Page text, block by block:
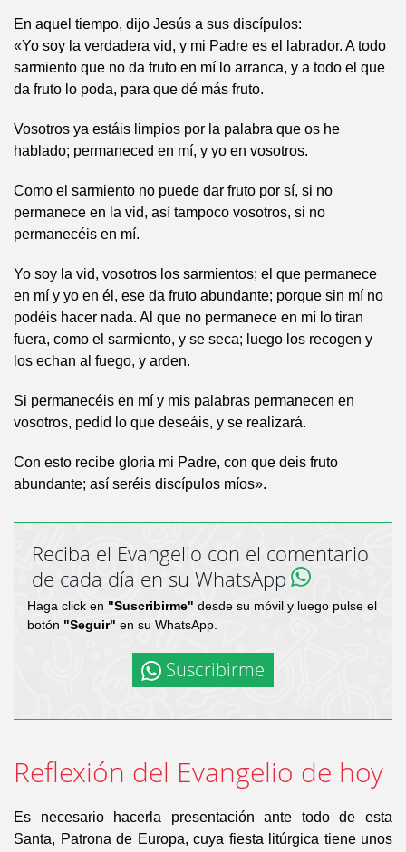
En aquel tiempo, dijo Jesús a sus discípulos:
«Yo soy la verdadera vid, y mi Padre es el labrador. A todo
sarmiento que no da fruto en mí lo arranca, y a todo el que
da fruto lo poda, para que dé más fruto.
Vosotros ya estáis limpios por la palabra que os he
hablado; permaneced en mí, y yo en vosotros.
Como el sarmiento no puede dar fruto por sí, si no
permanece en la vid, así tampoco vosotros, si no
permanecéis en mí.
Yo soy la vid, vosotros los sarmientos; el que permanece
en mí y yo en él, ese da fruto abundante; porque sin mí no
podéis hacer nada. Al que no permanece en mí lo tiran
fuera, como el sarmiento, y se seca; luego los recogen y
los echan al fuego, y arden.
Si permanecéis en mí y mis palabras permanecen en
vosotros, pedid lo que deseáis, y se realizará.
Con esto recibe gloria mi Padre, con que deis fruto
abundante; así seréis discípulos míos».
Reciba el Evangelio con el comentario
de cada día en su WhatsApp
Haga click en "Suscribirme" desde su móvil y luego pulse el
botón "Seguir" en su WhatsApp.
Suscribirme
Reflexión del Evangelio de hoy
Es necesario hacerla presentación ante todo de esta
Santa, Patrona de Europa, cuya fiesta litúrgica tiene unos